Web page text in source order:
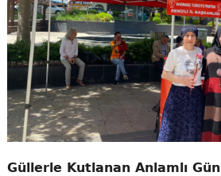
Güllerle Kutlanan Anlamlı Gün